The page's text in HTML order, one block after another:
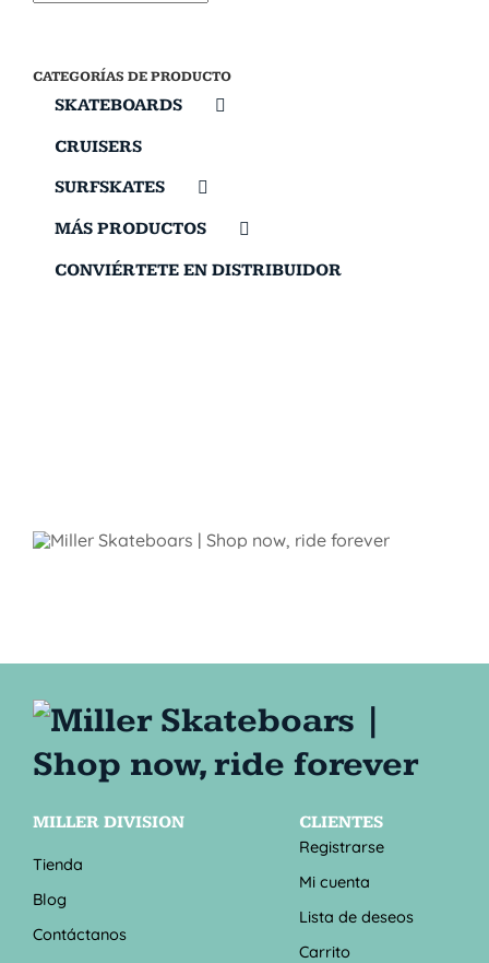
CATEGORÍAS DE PRODUCTO
SKATEBOARDS
CRUISERS
SURFSKATES
MÁS PRODUCTOS
CONVIÉRTETE EN DISTRIBUIDOR
MILLER DIVISION
Tienda
Blog
Contáctanos
CLIENTES
Registrarse
Mi cuenta
Lista de deseos
Carrito